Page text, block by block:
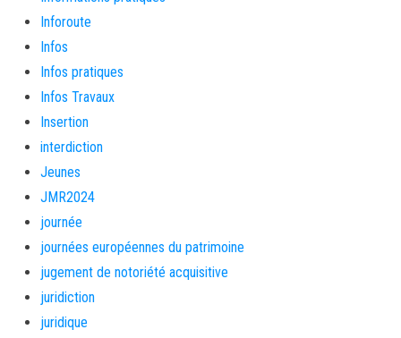
Inforoute
Infos
Infos pratiques
Infos Travaux
Insertion
interdiction
Jeunes
JMR2024
journée
journées européennes du patrimoine
jugement de notoriété acquisitive
juridiction
juridique